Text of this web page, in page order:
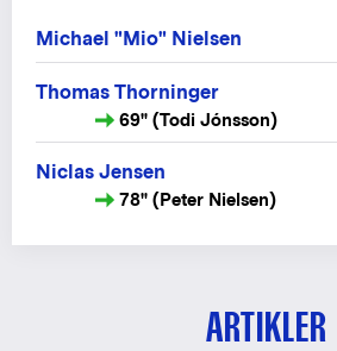
Michael "Mio" Nielsen
Thomas Thorninger
69" (Todi Jónsson)
Niclas Jensen
78" (Peter Nielsen)
ARTIKLER